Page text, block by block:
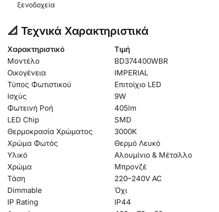
ξενοδοχεία
📐 Τεχνικά Χαρακτηριστικά
Χαρακτηριστικό
Τιμή
Μοντέλο
BD374400WBR
Οικογένεια
IMPERIAL
Τύπος Φωτιστικού
Επιτοίχιο LED
Ισχύς
9W
Φωτεινή Ροή
405lm
LED Chip
SMD
Θερμοκρασία Χρώματος
3000K
Χρώμα Φωτός
Θερμό Λευκό
Υλικό
Αλουμίνιο & Μέταλλο
Χρώμα
Μπρονζέ
Τάση
220–240V AC
Dimmable
Όχι
IP Rating
IP44